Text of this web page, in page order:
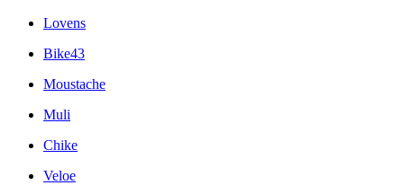
Lovens
Bike43
Moustache
Muli
Chike
Veloe